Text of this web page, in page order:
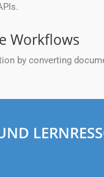
Workflows
by converting